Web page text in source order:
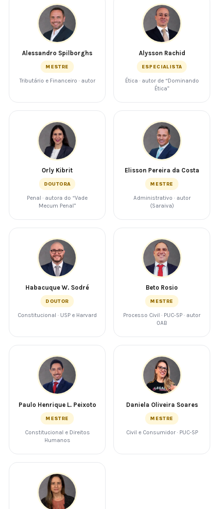
Alessandro Spilborghs
MESTRE
Tributário e Financeiro · autor
Alysson Rachid
ESPECIALISTA
Ética · autor de “Dominando
Ética”
Orly Kibrit
DOUTORA
Penal · autora do “Vade
Mecum Penal”
Elisson Pereira da Costa
MESTRE
Administrativo · autor
(Saraiva)
Habacuque W. Sodré
DOUTOR
Constitucional · USP e Harvard
Beto Rosio
MESTRE
Processo Civil · PUC-SP · autor
OAB
Paulo Henrique L. Peixoto
MESTRE
Constitucional e Direitos
Humanos
Daniela Oliveira Soares
MESTRE
Civil e Consumidor · PUC-SP